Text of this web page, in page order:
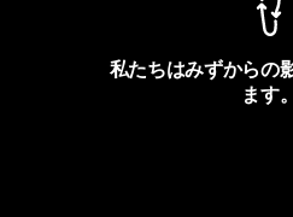
私たちはみずからの
ます。